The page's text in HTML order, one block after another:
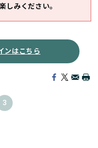
しみください。
ンはこちら
3